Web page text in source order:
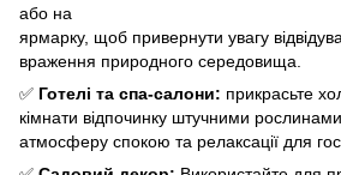
або на
ярмарку, щоб привернути увагу
враження природного середовища.
✅ Готелі та спа-салони: прикрасьте
кімнати відпочинку штучними
атмосферу спокою та релаксації для